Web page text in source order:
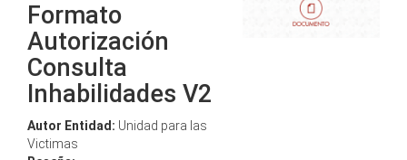
Formato
Autorización
Consulta
Inhabilidades V2
Autor Entidad: Unidad para las
Victimas